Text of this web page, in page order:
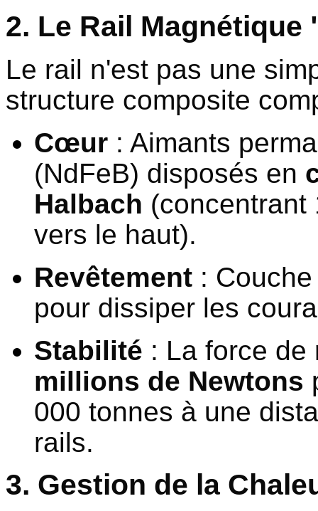
2. Le Rail Magnétique
Le rail n'est pas une
structure composite
Cœur : Aimants
(NdFeB) disposés en
Halbach (concentrant
vers le haut).
Revêtement :
pour dissiper les
Stabilité : La force
millions de Newtons
000 tonnes à une
rails.
3. Gestion de la